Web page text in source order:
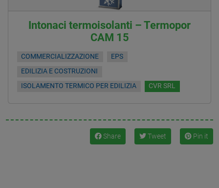
Intonaci termoisolanti – Termopor
CAM 15
COMMERCIALIZZAZIONE
EPS
EDILIZIA E COSTRUZIONI
ISOLAMENTO TERMICO PER EDILIZIA
CVR SRL
Share Tweet Pin it